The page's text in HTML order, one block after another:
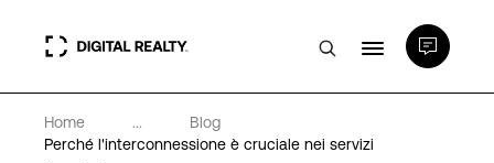
Data center
Home ...
Blog
Perché l'interconnessione è cruciale nei servizi